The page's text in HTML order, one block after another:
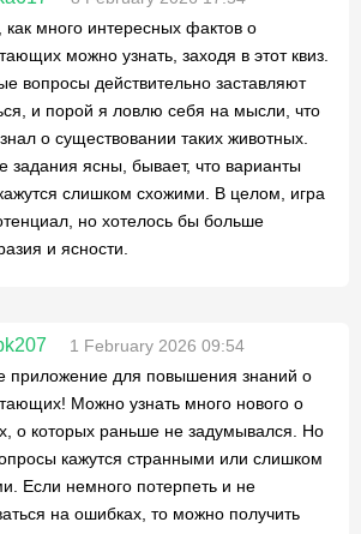
как много интересных фактов о
можно узнать, заходя в этот квиз.
вопросы действительно заставляют
и порой я ловлю себя на мысли, что
о существовании таких животных.
задания ясны, бывает, что варианты
слишком схожими. В целом, игра
но хотелось бы больше
и ясности.
1 February 2026 09:54
приложение для повышения знаний о
Можно узнать много нового о
о которых раньше не задумывался. Но
кажутся странными или слишком
Если немного потерпеть и не
на ошибках, то можно получить